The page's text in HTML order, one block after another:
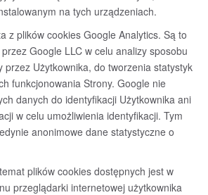
na tych urządzeniach.
z plików cookies Google Analytics. Są to
Google LLC w celu analizy sposobu
przez Użytkownika, do tworzenia statystyk
funkcjonowania Strony. Google nie
danych do identyfikacji Użytkownika ani
w celu umożliwienia identyfikacji. Tym
anonimowe dane statystyczne o
plików cookies dostępnych jest w
przeglądarki internetowej użytkownika